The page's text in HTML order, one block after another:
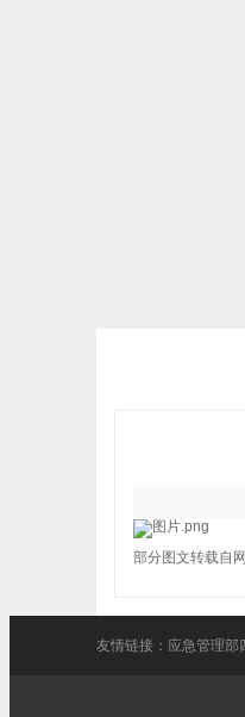
部分图文转载自
友情链接： 应急管理部